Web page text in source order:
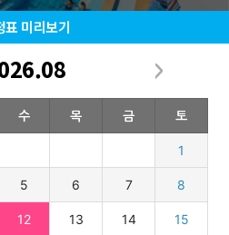
표 미리보기